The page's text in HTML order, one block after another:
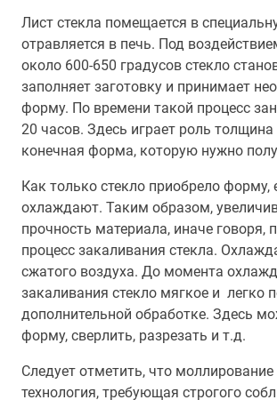
Лист стекла помещается в
отравляется в печь. Под
около 600-650 градусов стекло
заполняет заготовку и принимает
форму. По времени такой процесс
20 часов. Здесь играет роль толщина
конечная форма, которую нужно
Как только стекло приобрело форму,
охлаждают. Таким образом,
прочность материала, иначе говоря,
процесс закаливания стекла.
сжатого воздуха. До момента
закаливания стекло мягкое и легко
дополнительной обработке. Здесь
форму, сверлить, разрезать и т.д.
Следует отметить, что
технология, требующая строгого